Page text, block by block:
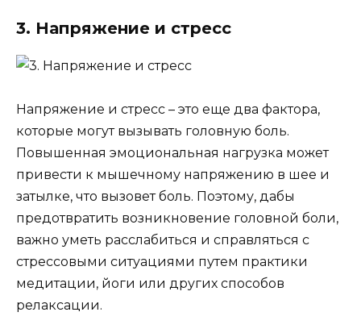
3. Напряжение и стресс
Напряжение и стресс – это еще два фактора,
которые могут вызывать головную боль.
Повышенная эмоциональная нагрузка может
привести к мышечному напряжению в шее и
затылке, что вызовет боль. Поэтому, дабы
предотвратить возникновение головной боли,
важно уметь расслабиться и справляться с
стрессовыми ситуациями путем практики
медитации, йоги или других способов
релаксации.